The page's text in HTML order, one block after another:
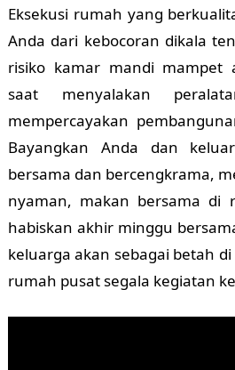
Eksekusi rumah yang
Anda dari kebocoran dikala
risiko kamar mandi mampet
saat menyalakan
mempercayakan
Bayangkan Anda dan
bersama dan bercengkrama,
nyaman, makan bersama di
habiskan akhir minggu
keluarga akan sebagai betah
rumah pusat segala kegiatan